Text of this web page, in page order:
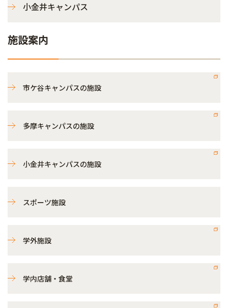
小金井キャンパス
施設案内
市ケ谷キャンパスの施設
多摩キャンパスの施設
小金井キャンパスの施設
スポーツ施設
学外施設
学内店舗・食堂